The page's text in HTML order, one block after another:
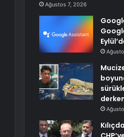
Ağustos 7, 2026